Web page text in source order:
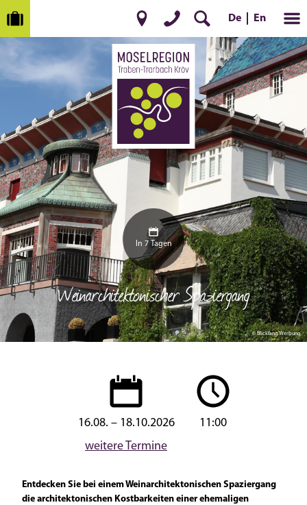
De En
© Blickfang Werbung
In 7 Tagen
Weinarchitektonischer Spaziergang
16.08. – 18.10.2026
weitere Termine
11:00
Entdecken Sie bei einem Weinarchitektonischen Spaziergang
die architektonischen Kostbarkeiten einer ehemaligen